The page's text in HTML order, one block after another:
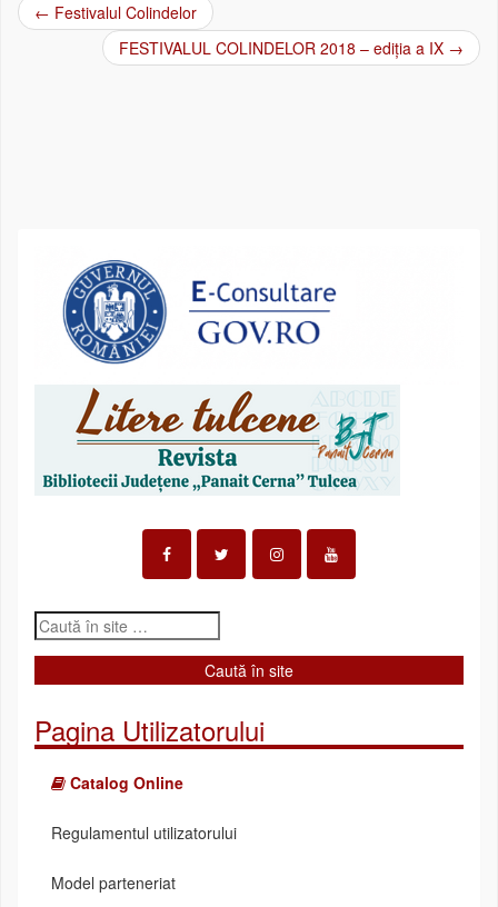
Post navigation
← Festivalul Colindelor
FESTIVALUL COLINDELOR 2018 – ediția a IX →
Pagina Utilizatorului
Catalog Online
Regulamentul utilizatorului
Model parteneriat